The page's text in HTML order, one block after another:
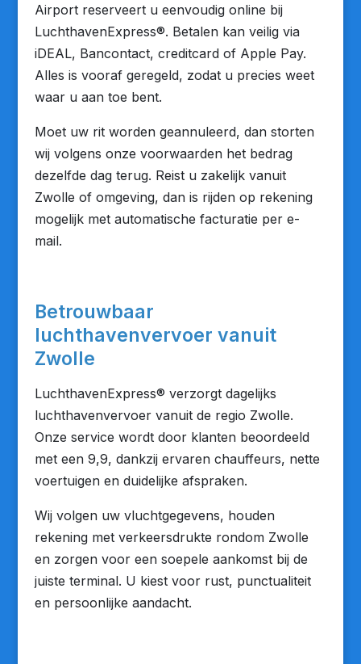
Airport reserveert u eenvoudig online bij
LuchthavenExpress®. Betalen kan veilig via
iDEAL, Bancontact, creditcard of Apple Pay.
Alles is vooraf geregeld, zodat u precies weet
waar u aan toe bent.
Moet uw rit worden geannuleerd, dan storten
wij volgens onze voorwaarden het bedrag
dezelfde dag terug. Reist u zakelijk vanuit
Zwolle of omgeving, dan is rijden op rekening
mogelijk met automatische facturatie per e-
mail.
Betrouwbaar
luchthavenvervoer vanuit
Zwolle
LuchthavenExpress® verzorgt dagelijks
luchthavenvervoer vanuit de regio Zwolle.
Onze service wordt door klanten beoordeeld
met een 9,9, dankzij ervaren chauffeurs, nette
voertuigen en duidelijke afspraken.
Wij volgen uw vluchtgegevens, houden
rekening met verkeersdrukte rondom Zwolle
en zorgen voor een soepele aankomst bij de
juiste terminal. U kiest voor rust, punctualiteit
en persoonlijke aandacht.